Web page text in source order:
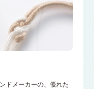
ドメーカーの、優れた